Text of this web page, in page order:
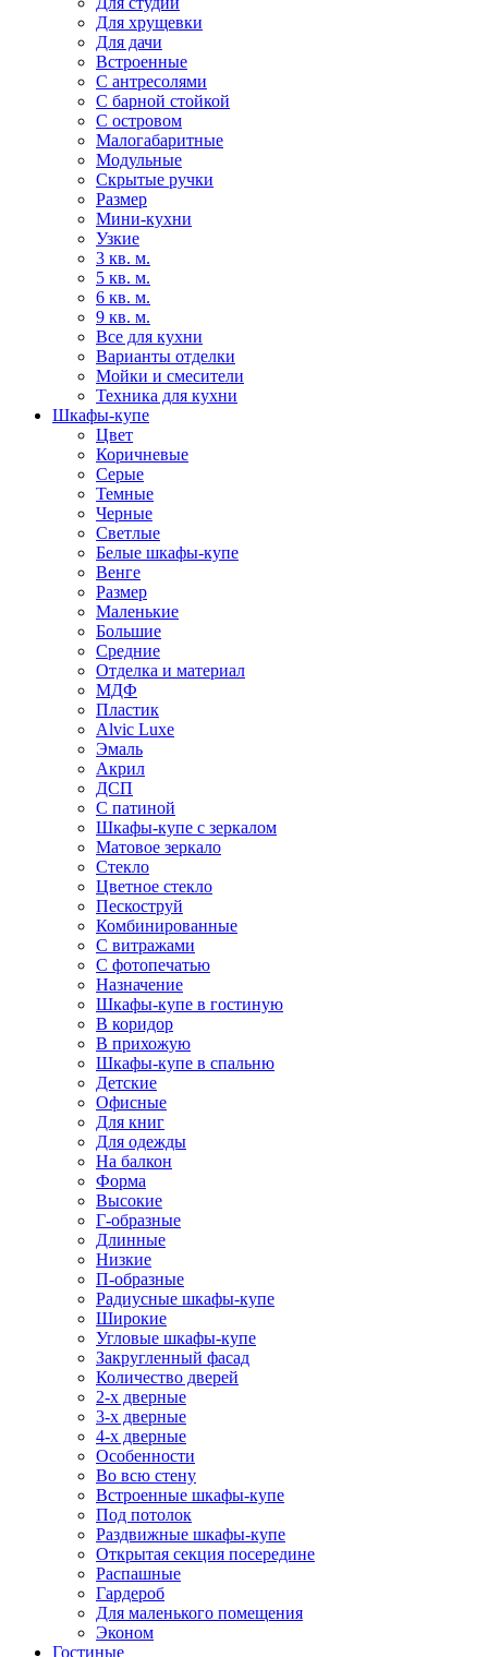
Для хрущевки
Для дачи
Встроенные
С антресолями
С барной стойкой
С островом
Малогабаритные
Модульные
Скрытые ручки
Размер
Мини-кухни
Узкие
3 кв. м.
5 кв. м.
6 кв. м.
9 кв. м.
Все для кухни
Варианты отделки
Мойки и смесители
Техника для кухни
Шкафы-купе
Цвет
Коричневые
Серые
Темные
Черные
Светлые
Белые шкафы-купе
Венге
Размер
Маленькие
Большие
Средние
Отделка и материал
МДФ
Пластик
Alvic Luxe
Эмаль
Акрил
ДСП
С патиной
Шкафы-купе с зеркалом
Матовое зеркало
Стекло
Цветное стекло
Пескоструй
Комбинированные
С витражами
С фотопечатью
Назначение
Шкафы-купе в гостиную
В коридор
В прихожую
Шкафы-купе в спальню
Детские
Офисные
Для книг
Для одежды
На балкон
Форма
Высокие
Г-образные
Длинные
Низкие
П-образные
Радиусные шкафы-купе
Широкие
Угловые шкафы-купе
Закругленный фасад
Количество дверей
2-х дверные
3-х дверные
4-х дверные
Особенности
Во всю стену
Встроенные шкафы-купе
Под потолок
Раздвижные шкафы-купе
Открытая секция посередине
Распашные
Гардероб
Для маленького помещения
Эконом
Гостиные